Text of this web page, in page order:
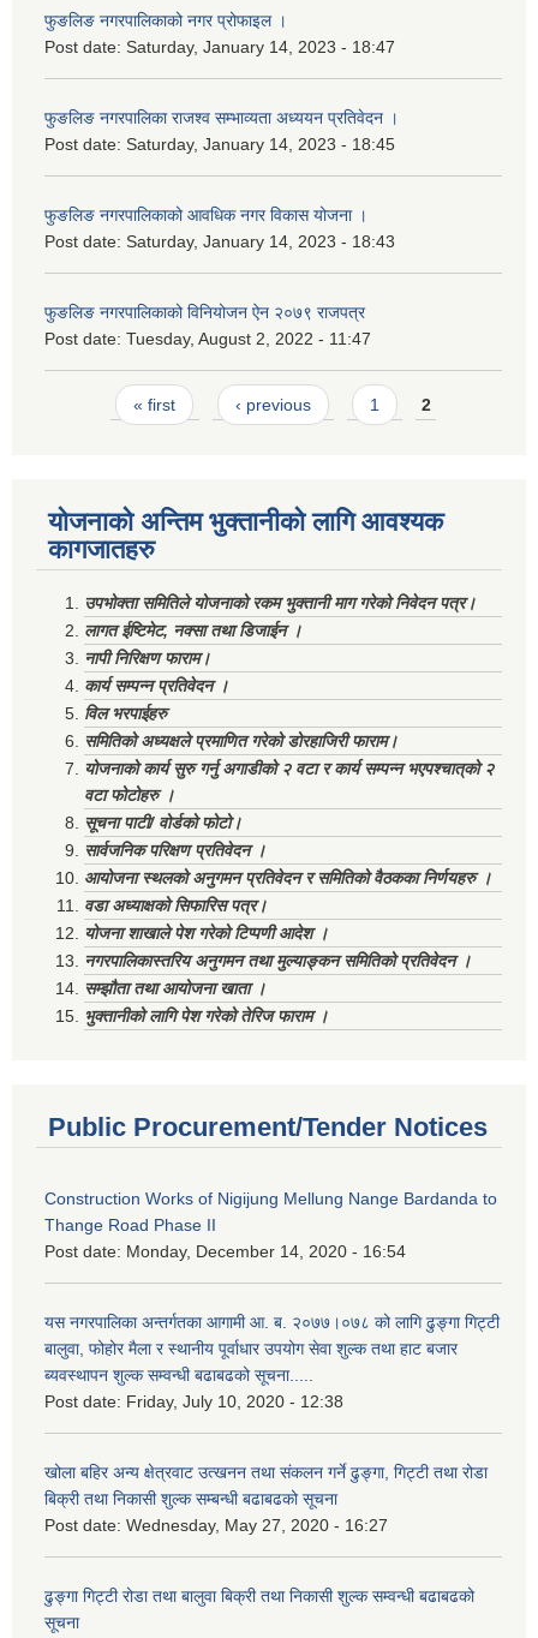
फुङलिङ नगरपालिकाको नगर प्रोफाइल ।
Post date: Saturday, January 14, 2023 - 18:47
फुङलिङ नगरपालिका राजश्व सम्भाव्यता अध्ययन प्रतिवेदन ।
Post date: Saturday, January 14, 2023 - 18:45
फुङलिङ नगरपालिकाको आवधिक नगर विकास योजना ।
Post date: Saturday, January 14, 2023 - 18:43
फुङलिङ नगरपालिकाको विनियोजन ऐन २०७९ राजपत्र
Post date: Tuesday, August 2, 2022 - 11:47
Pages« first ‹ previous 1 2
योजनाको अन्तिम भुक्तानीको लागि आवश्यक
कागजातहरु
उपभोक्ता समितिले योजनाको रकम भुक्तानी माग गरेको निवेदन पत्र।
लागत ईष्टिमेट, नक्सा तथा डिजाईन ।
नापी निरिक्षण फाराम।
कार्य सम्पन्न प्रतिवेदन ।
विल भरपाईहरु
समितिको अध्यक्षले प्रमाणित गरेको डोरहाजिरी फाराम।
योजनाको कार्य सुरु गर्नु अगाडीको २ वटा र कार्य सम्पन्न भएपश्चात्‌को २
वटा फोटोहरु ।
सूचना पाटी/ वोर्डको फोटो।
सार्वजनिक परिक्षण प्रतिवेदन ।
आयोजना स्थलको अनुगमन प्रतिवेदन र समितिको वैठकका निर्णयहरु ।
वडा अध्याक्षको सिफारिस पत्र।
योजना शाखाले पेश गरेको टिप्पणी आदेश ।
नगरपालिकास्तरिय अनुगमन तथा मुल्याङ्कन समितिको प्रतिवेदन ।
सम्झौता तथा आयोजना खाता ।
भुक्तानीको लागि पेश गरेको तेरिज फाराम ।
Public Procurement/Tender Notices
Construction Works of Nigijung Mellung Nange Bardanda to
Thange Road Phase II
Post date: Monday, December 14, 2020 - 16:54
यस नगरपालिका अन्तर्गतका आगामी आ. ब. २०७७।०७८ को लागि ढुङ्गा गिट्टी
बालुवा, फोहोर मैला र स्थानीय पूर्वाधार उपयोग सेवा शुल्क तथा हाट बजार
ब्यवस्थापन शुल्क सम्वन्धी बढाबढको सूचना.....
Post date: Friday, July 10, 2020 - 12:38
खोला बहिर अन्य क्षेत्रवाट उत्खनन तथा संकलन गर्ने ढुङ्गा, गिट्टी तथा रोडा
बिक्री तथा निकासी शुल्क सम्बन्धी बढाबढको सूचना
Post date: Wednesday, May 27, 2020 - 16:27
ढुङ्गा गिट्टी रोडा तथा बालुवा बिक्री तथा निकासी शुल्क सम्वन्धी बढाबढको
सूचना